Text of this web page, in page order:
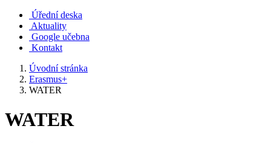
Úřední deska
Aktuality
Google učebna
Kontakt
Úvodní stránka
Erasmus+
WATER
WATER